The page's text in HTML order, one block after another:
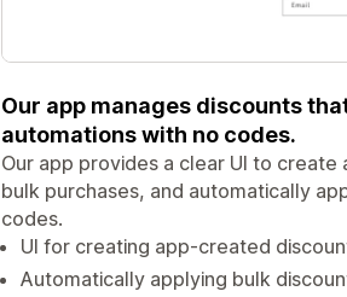
Our app manages discounts
automations with no codes.
Our app provides a clear UI to
bulk purchases, and automatically
codes.
UI for creating app-created
Automatically applying bulk